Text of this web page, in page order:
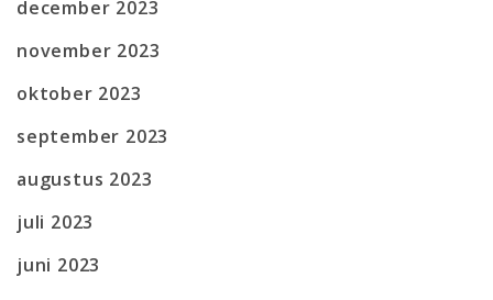
december 2023
november 2023
oktober 2023
september 2023
augustus 2023
juli 2023
juni 2023